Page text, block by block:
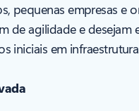
pequenas empresas e
de agilidade e desejam
iniciais em